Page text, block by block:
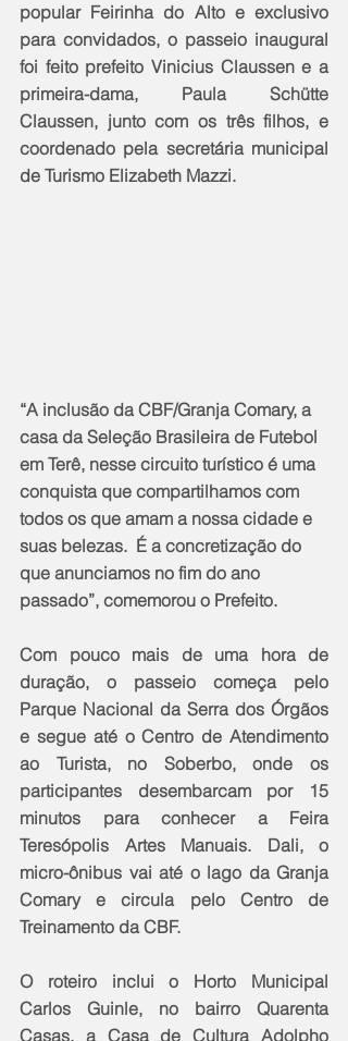
popular Feirinha do Alto e exclusivo
para convidados, o passeio inaugural
foi feito prefeito Vinicius Claussen e a
primeira-dama, Paula Schütte
Claussen, junto com os três filhos, e
coordenado pela secretária municipal
de Turismo Elizabeth Mazzi.
“A inclusão da CBF/Granja Comary, a
casa da Seleção Brasileira de Futebol
em Terê, nesse circuito turístico é uma
conquista que compartilhamos com
todos os que amam a nossa cidade e
suas belezas.  É a concretização do
que anunciamos no fim do ano
passado”, comemorou o Prefeito.
Com pouco mais de uma hora de
duração, o passeio começa pelo
Parque Nacional da Serra dos Órgãos
e segue até o Centro de Atendimento
ao Turista, no Soberbo, onde os
participantes desembarcam por 15
minutos para conhecer a Feira
Teresópolis Artes Manuais. Dali, o
micro-ônibus vai até o lago da Granja
Comary e circula pelo Centro de
Treinamento da CBF.
O roteiro inclui o Horto Municipal
Carlos Guinle, no bairro Quarenta
Casas, a Casa de Cultura Adolpho